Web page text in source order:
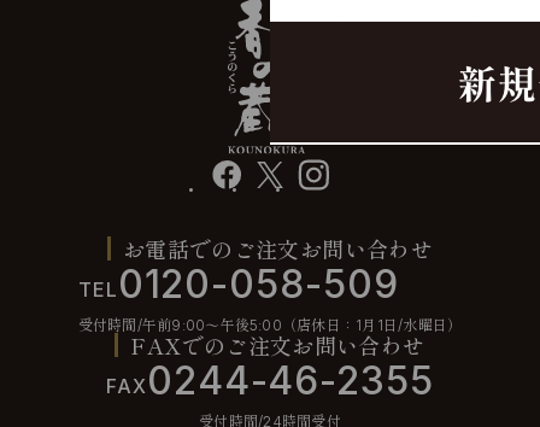
facebook instagram
お電話でのご注文お問い合わせ
TEL 0120-058-509
受付時間/午前9:00〜午後5:00（店休日：1月1日/水曜日）
FAXでのご注文お問い合わせ
FAX0244-46-2355
受付時間/24時間受付